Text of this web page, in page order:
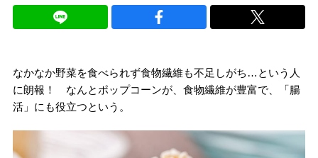
なかなか野菜を食べられず食物繊維も不足しがち…という人
に朗報！ なんとポップコーンが、食物繊維が豊富で、「腸
活」にも役立つという。